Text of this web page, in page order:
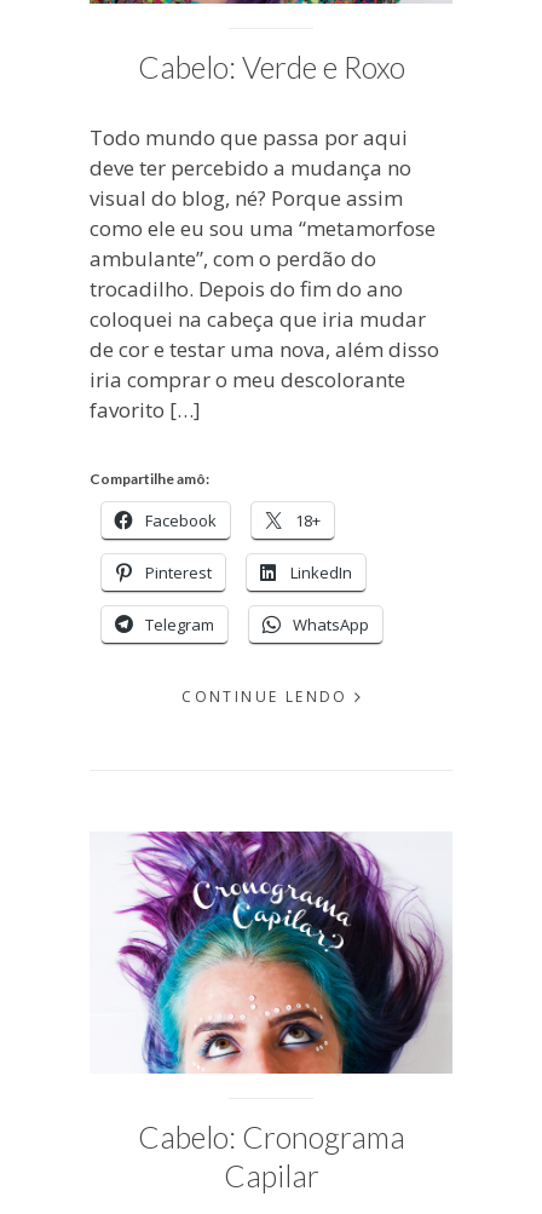
Cabelo: Verde e Roxo
Todo mundo que passa por aqui
deve ter percebido a mudança no
visual do blog, né? Porque assim
como ele eu sou uma “metamorfose
ambulante”, com o perdão do
trocadilho. Depois do fim do ano
coloquei na cabeça que iria mudar
de cor e testar uma nova, além disso
iria comprar o meu descolorante
favorito […]
Compartilhe amô:
Facebook 18+
Pinterest LinkedIn
Telegram WhatsApp
CONTINUE LENDO
PUBLICADO
POR
MICHELLI
Cabelo: Cronograma
Capilar